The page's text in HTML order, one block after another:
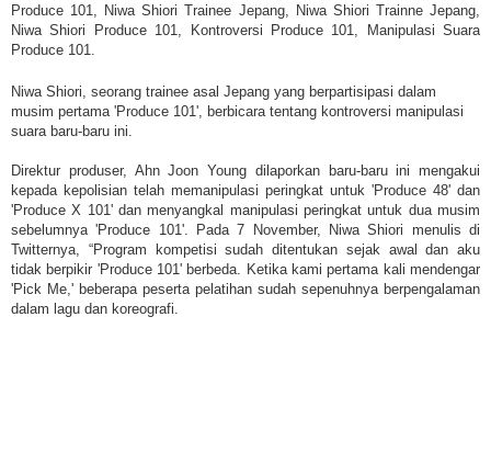
Produce 101, Niwa Shiori Trainee Jepang, Niwa Shiori Trainne Jepang,
Niwa Shiori Produce 101, Kontroversi Produce 101, Manipulasi Suara
Produce 101.
Niwa Shiori, seorang trainee asal Jepang yang berpartisipasi dalam
musim pertama 'Produce 101', berbicara tentang kontroversi manipulasi
suara baru-baru ini.
Direktur produser, Ahn Joon Young dilaporkan baru-baru ini mengakui
kepada kepolisian telah memanipulasi peringkat untuk 'Produce 48' dan
'Produce X 101' dan menyangkal manipulasi peringkat untuk dua musim
sebelumnya 'Produce 101'. Pada 7 November, Niwa Shiori menulis di
Twitternya, “Program kompetisi sudah ditentukan sejak awal dan aku
tidak berpikir 'Produce 101' berbeda. Ketika kami pertama kali mendengar
'Pick Me,' beberapa peserta pelatihan sudah sepenuhnya berpengalaman
dalam lagu dan koreografi.